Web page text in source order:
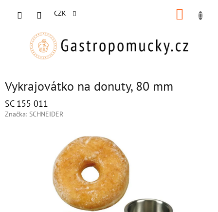
CZK
Vykrajovátko na donuty, 80 mm
SC 155 011
Značka: SCHNEIDER